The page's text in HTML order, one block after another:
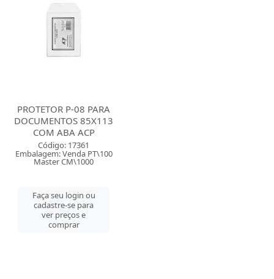
PROTETOR P-08 PARA
DOCUMENTOS 85X113
COM ABA ACP
Código: 17361
Embalagem: Venda PT\100
Master CM\1000
Faça seu login ou
cadastre-se para
ver preços e
comprar